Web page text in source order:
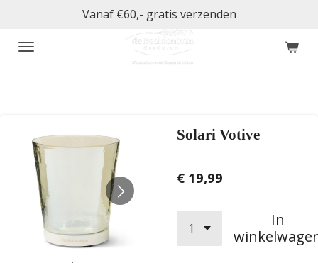
naar
Vanaf €60,- gratis verzenden
Solari Votive
€ 19,99
In